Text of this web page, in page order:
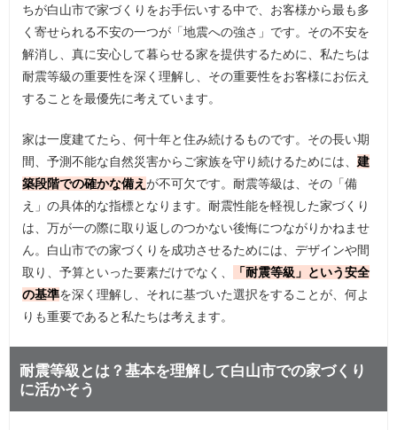
ちが白山市で家づくりをお手伝いする中で、お客様から最も多
く寄せられる不安の一つが「地震への強さ」です。その不安を
解消し、真に安心して暮らせる家を提供するために、私たちは
耐震等級の重要性を深く理解し、その重要性をお客様にお伝え
することを最優先に考えています。
家は一度建てたら、何十年と住み続けるものです。その長い期
間、予測不能な自然災害からご家族を守り続けるためには、建
築段階での確かな備えが不可欠です。耐震等級は、その「備
え」の具体的な指標となります。耐震性能を軽視した家づくり
は、万が一の際に取り返しのつかない後悔につながりかねませ
ん。白山市での家づくりを成功させるためには、デザインや間
取り、予算といった要素だけでなく、
「耐震等級」という安全
の基準を深く理解し、それに基づいた選択をすることが、何よ
りも重要であると私たちは考えます。
耐震等級とは？基本を理解して白山市での家づくり
に活かそう